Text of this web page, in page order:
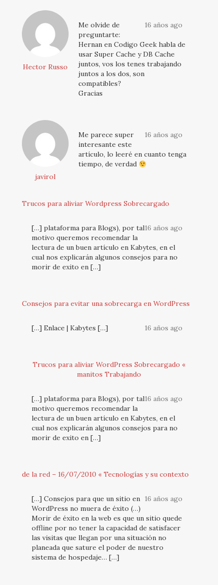
Hector Russo
16 años ago
Me olvide de
preguntarte:
Hernan en Codigo Geek habla de
usar Super Cache y DB Cache
juntos, vos los tenes trabajando
juntos a los dos, son
compatibles?
Gracias
javirol
16 años ago
Me parece super
interesante este
artículo, lo leeré en cuanto tenga
tiempo, de verdad
Trucos para aliviar Wordpress Sobrecargado
16 años ago
[…] plataforma para Blogs), por tal
motivo queremos recomendar la
lectura de un buen artículo en Kabytes, en el
cual nos explicarán algunos consejos para no
morir de exito en […]
Consejos para evitar una sobrecarga en WordPress
16 años ago
[…] Enlace | Kabytes […]
Trucos para aliviar WordPress Sobrecargado «
manitos Trabajando
16 años ago
[…] plataforma para Blogs), por tal
motivo queremos recomendar la
lectura de un buen artículo en Kabytes, en el
cual nos explicarán algunos consejos para no
morir de exito en […]
de la red – 16/07/2010 « Tecnologías y su contexto
16 años ago
[…] Consejos para que un sitio en
WordPress no muera de éxito (…)
Morir de éxito en la web es que un sitio quede
offline por no tener la capacidad de satisfacer
las visitas que llegan por una situación no
planeada que sature el poder de nuestro
sistema de hospedaje… […]